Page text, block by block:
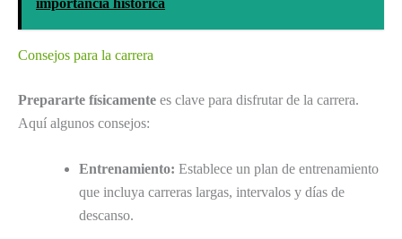
Consejos para la carrera
Prepararte físicamente es clave para disfrutar de la carrera.
Aquí algunos consejos:
Entrenamiento: Establece un plan de entrenamiento
que incluya carreras largas, intervalos y días de
descanso.